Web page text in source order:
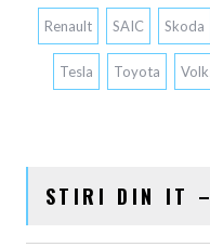
Renault SAIC Skoda
Tesla Toyota
STIRI DIN IT –